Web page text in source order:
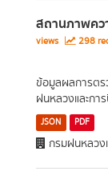
สถานภาพคว
views
298
ข้อมูลผลการตร
ฝนหลวงและกา
JSON PDF
กรมฝนหลวง